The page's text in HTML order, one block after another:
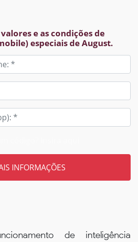
e as condições de
especiais de August.
de inteligência